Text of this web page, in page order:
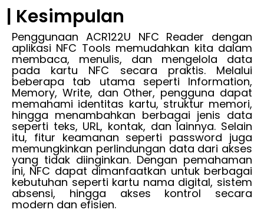
| Kesimpulan
Penggunaan ACR122U NFC Reader dengan
aplikasi NFC Tools memudahkan kita dalam
membaca, menulis, dan mengelola data
pada kartu NFC secara praktis. Melalui
beberapa tab utama seperti Information,
Memory, Write, dan Other, pengguna dapat
memahami identitas kartu, struktur memori,
hingga menambahkan berbagai jenis data
seperti teks, URL, kontak, dan lainnya. Selain
itu, fitur keamanan seperti password juga
memungkinkan perlindungan data dari akses
yang tidak diinginkan. Dengan pemahaman
ini, NFC dapat dimanfaatkan untuk berbagai
kebutuhan seperti kartu nama digital, sistem
absensi, hingga akses kontrol secara
modern dan efisien.